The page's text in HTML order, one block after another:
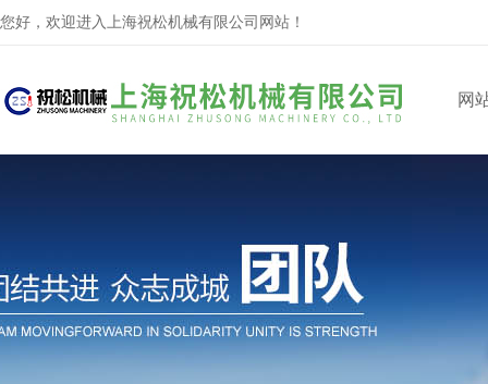
您好，欢迎进入上海祝松机械有限公司网站！
网